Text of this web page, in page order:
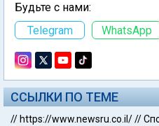
Будьте с нами:
Telegram
WhatsApp
ССЫЛКИ ПО ТЕМЕ
// https://www.newsru.co.il///